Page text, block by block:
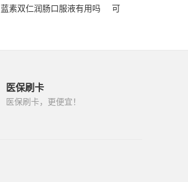
蓝素双仁润肠口服液有用吗
可
医保刷卡
医保刷卡，更便宜！